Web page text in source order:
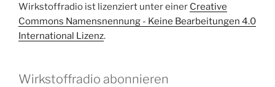
Wirkstoffradio ist lizenziert unter einer Creative
Commons Namensnennung - Keine Bearbeitungen 4.0
International Lizenz.
Wirkstoffradio abonnieren